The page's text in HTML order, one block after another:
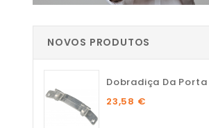
NOVOS PRODUTOS
Dobradiça Da Porta
23,58 €